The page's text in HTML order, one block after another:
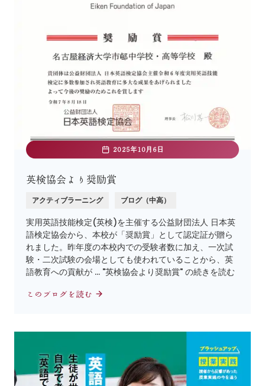
2025年10月6日
英検協会より奨励賞
アクティブラーニング ブログ（中高）
実用英語技能検定(英検)を主催する公益財団法人 日本英
語検定協会から、本校が「奨励賞」として認定証が贈ら
れました。昨年度の本校内での受験者数に加え、一次試
験・二次試験の会場としても使われていることから、英
語教育への貢献が … "英検協会より奨励賞" の続きを読む
このブログを読む